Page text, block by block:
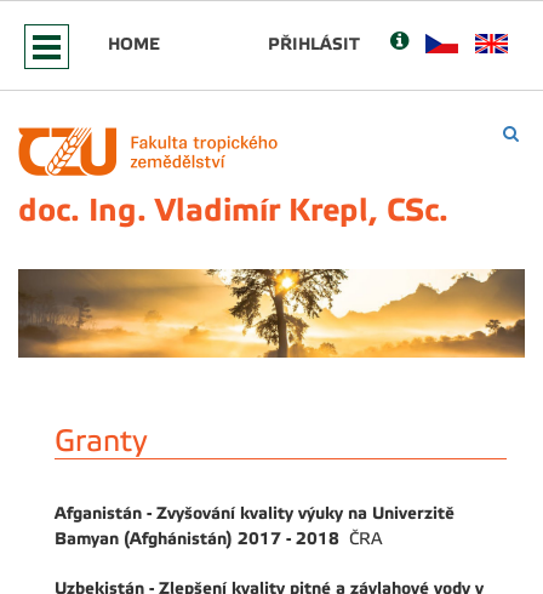
HOME PŘIHLÁSIT
doc. Ing. Vladimír Krepl, CSc.
Granty
Afganistán - Zvyšování kvality výuky na Univerzitě
Bamyan (Afghánistán) 2017 - 2018 ČRA
Uzbekistán - Zlepšení kvality pitné a závlahové vody v